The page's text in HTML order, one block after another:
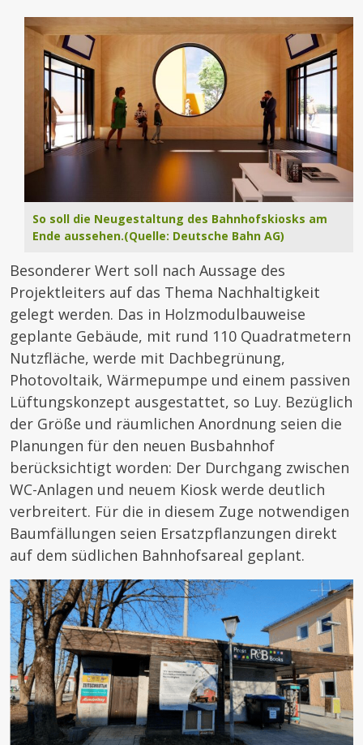
So soll die Neugestaltung des Bahnhofskiosks am
Ende aussehen.(Quelle: Deutsche Bahn AG)
Besonderer Wert soll nach Aussage des
Projektleiters auf das Thema Nachhaltigkeit
gelegt werden. Das in Holzmodulbauweise
geplante Gebäude, mit rund 110 Quadratmetern
Nutzfläche, werde mit Dachbegrünung,
Photovoltaik, Wärmepumpe und einem passiven
Lüftungskonzept ausgestattet, so Luy. Bezüglich
der Größe und räumlichen Anordnung seien die
Planungen für den neuen Busbahnhof
berücksichtigt worden: Der Durchgang zwischen
WC-Anlagen und neuem Kiosk werde deutlich
verbreitert. Für die in diesem Zuge notwendigen
Baumfällungen seien Ersatzpflanzungen direkt
auf dem südlichen Bahnhofsareal geplant.